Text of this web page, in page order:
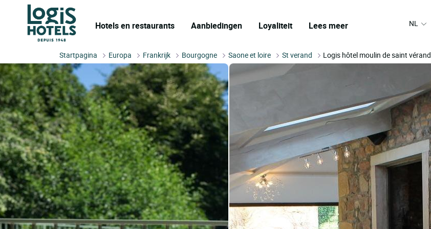
Hotels en restaurants Aanbiedingen Loyaliteit Lees meer NL
Startpagina Europa Frankrijk Bourgogne Saone et loire St verand Logis hôtel moulin de saint vérand